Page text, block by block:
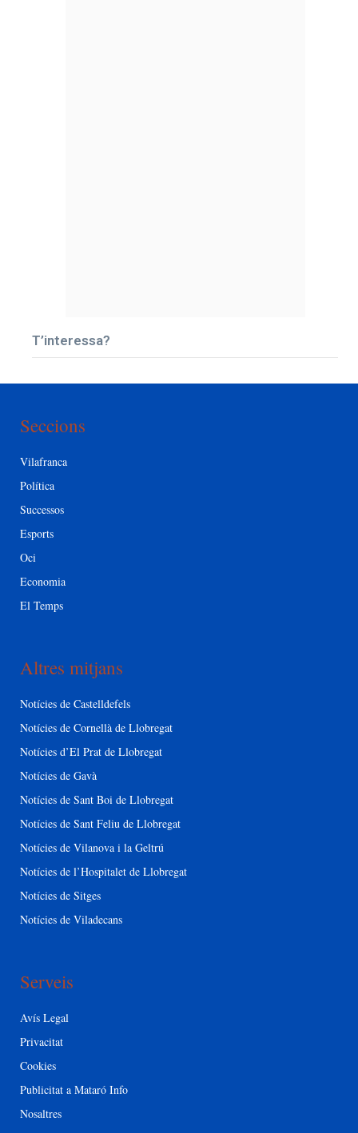
T’interessa?
Seccions
Vilafranca
Política
Successos
Esports
Oci
Economia
El Temps
Altres mitjans
Notícies de Castelldefels
Notícies de Cornellà de Llobregat
Notícies d’El Prat de Llobregat
Notícies de Gavà
Notícies de Sant Boi de Llobregat
Notícies de Sant Feliu de Llobregat
Notícies de Vilanova i la Geltrú
Notícies de l’Hospitalet de Llobregat
Notícies de Sitges
Notícies de Viladecans
Serveis
Avís Legal
Privacitat
Cookies
Publicitat a Mataró Info
Nosaltres